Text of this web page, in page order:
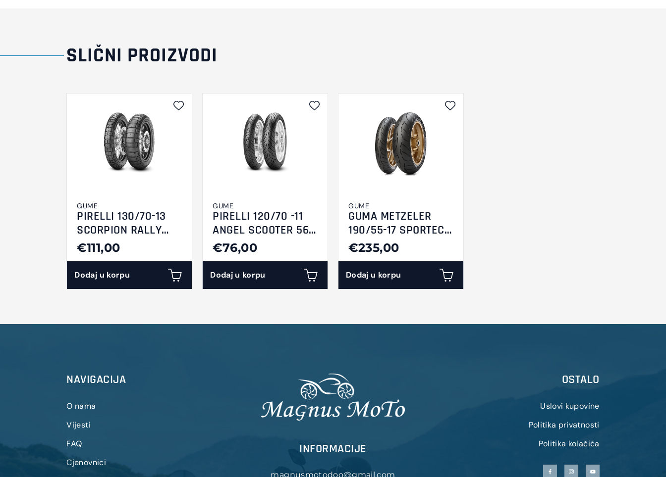
SLIČNI PROIZVODI
GUME
PIRELLI 130/70-13
SCORPION RALLY
STR M/CTL 57P M+S
ScRaSR
€111,00
Dodaj u korpu
GUME
PIRELLI 120/70 -11
ANGEL SCOOTER 56L
TL Reinf F/R
€76,00
Dodaj u korpu
GUME
GUMA METZELER
190/55-17 SPORTEC
M7 RR
€235,00
Dodaj u korpu
NAVIGACIJA
O nama
Vijesti
FAQ
Cjenovnici
INFORMACIJE
magnusmotodoo@gmail.com
OSTALO
Uslovi kupovine
Politika privatnosti
Politika kolačića